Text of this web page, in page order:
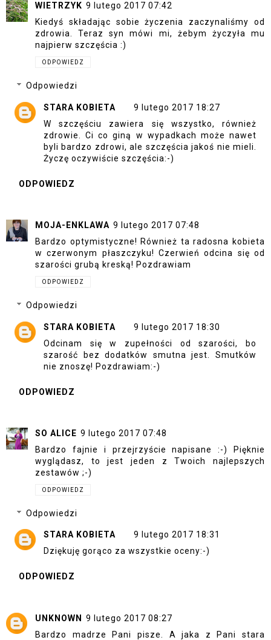
WIETRZYK 9 lutego 2017 07:42
Kiedyś składając sobie życzenia zaczynaliśmy od
zdrowia. Teraz syn mówi mi, żebym życzyła mu
najpierw szczęścia :)
ODPOWIEDZ
Odpowiedzi
STARA KOBIETA
9 lutego 2017 18:27
W szczęściu zawiera się wszystko, również
zdrowie. Ci co giną w wypadkach może nawet
byli bardzo zdrowi, ale szczęścia jakoś nie mieli.
Życzę oczywiście szczęścia:-)
ODPOWIEDZ
MOJA-ENKLAWA 9 lutego 2017 07:48
Bardzo optymistyczne! Również ta radosna kobieta
w czerwonym płaszczyku! Czerwień odcina się od
szarości grubą kreską! Pozdrawiam
ODPOWIEDZ
Odpowiedzi
STARA KOBIETA
9 lutego 2017 18:30
Odcinam się w zupełności od szarości, bo
szarość bez dodatków smutna jest. Smutków
nie znoszę! Pozdrawiam:-)
ODPOWIEDZ
SO ALICE 9 lutego 2017 07:48
Bardzo fajnie i przejrzyście napisane :-) Pięknie
wyglądasz, to jest jeden z Twoich najlepszych
zestawów ;-)
ODPOWIEDZ
Odpowiedzi
STARA KOBIETA
9 lutego 2017 18:31
Dziękuję gorąco za wszystkie oceny:-)
ODPOWIEDZ
UNKNOWN
9 lutego 2017 08:27
Bardzo madrze Pani pisze. A jaka z Pani stara